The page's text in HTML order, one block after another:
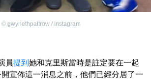
© gwynethpaltrow / Instagram
員提到 她和克里斯當時是註定要在一起
宣佈這一消息之前，他們已經分居了一